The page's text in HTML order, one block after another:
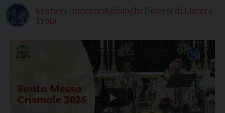
Sentieri -incontri&dialoghi Diocesi di Lucera-
Troia